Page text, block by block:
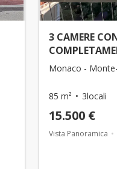
3 CAMERE
Monaco -
85 m² 3locali
15.500 €
Vista Panoramica